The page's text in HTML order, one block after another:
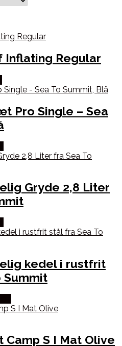
Inflating Regular
Pro Single – Sea
Gryde 2,8 Liter
kedel i rustfrit
Summit
Camp S I Mat Olive